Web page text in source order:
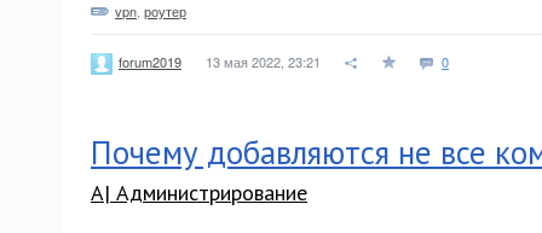
vpn роутер
forum2019 13 мая 2022, 23:21 0
Почему добавляются не все
A| Администрирование